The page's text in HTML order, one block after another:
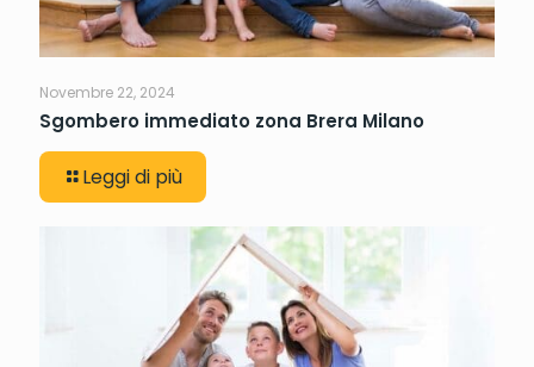
Novembre 22, 2024
Sgombero immediato zona Brera Milano
Leggi di più